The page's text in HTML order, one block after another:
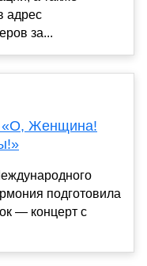
адрес
за...
«О, Женщина!
подготовила
— концерт с